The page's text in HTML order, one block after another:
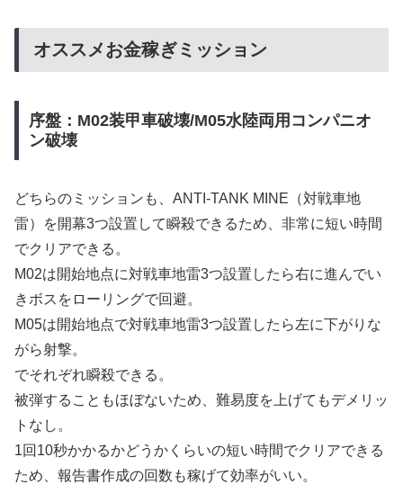
オススメお金稼ぎミッション
序盤：M02装甲車破壊/M05水陸両用コンパニオ
ン破壊
どちらのミッションも、ANTI-TANK MINE（対戦車地
雷）を開幕3つ設置して瞬殺できるため、非常に短い時間
でクリアできる。
M02は開始地点に対戦車地雷3つ設置したら右に進んでい
きボスをローリングで回避。
M05は開始地点で対戦車地雷3つ設置したら左に下がりな
がら射撃。
でそれぞれ瞬殺できる。
被弾することもほぼないため、難易度を上げてもデメリッ
トなし。
1回10秒かかるかどうかくらいの短い時間でクリアできる
ため、報告書作成の回数も稼げて効率がいい。